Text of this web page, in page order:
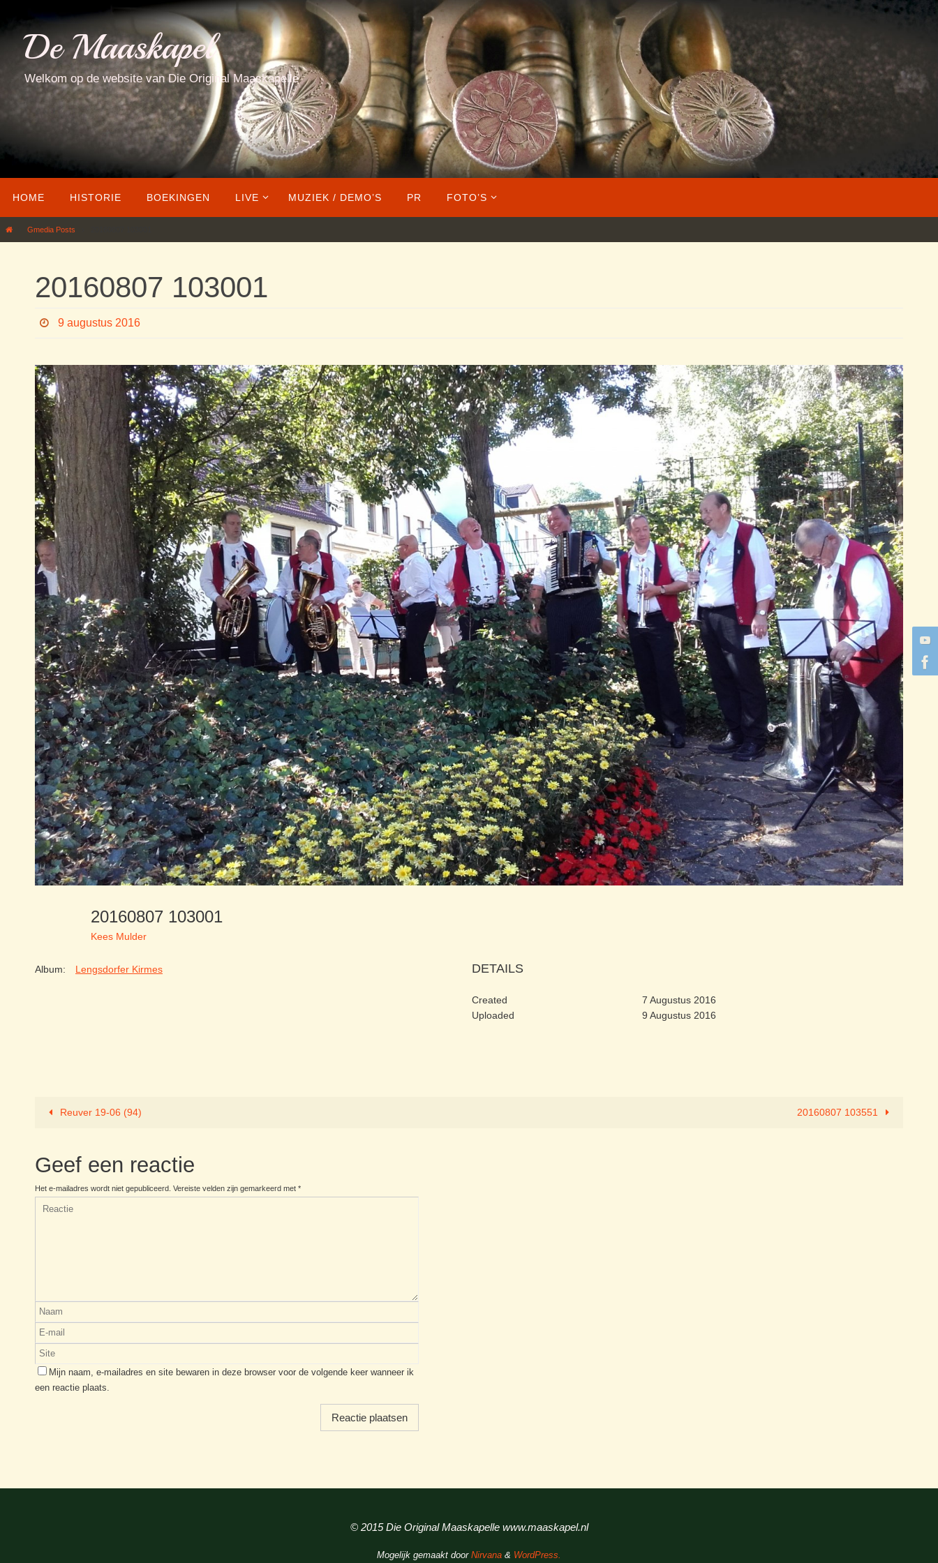
inhoudDe Maaskapel
Welkom op de website van Die Original Maaskapelle
naar
de
HOME HISTORIE BOEKINGEN LIVE MUZIEK / DEMO’S PR FOTO’S
HomeGmedia Posts
20160807 103001
9 augustus 2016
20160807 103001
Kees Mulder
Album: Lengsdorfer Kirmes DETAILS
Created
7 Augustus 2016
Uploaded
9 Augustus 2016
Reuver 19-06 (94) 20160807 103551
Geef een reactie
Het e-mailadres wordt niet gepubliceerd. Vereiste velden zijn gemarkeerd met *
Mijn naam, e-mailadres en site bewaren in deze browser voor de volgende keer wanneer ik
een reactie plaats.
© 2015 Die Original Maaskapelle www.maaskapel.nl
Mogelijk gemaakt door Nirvana & WordPress.